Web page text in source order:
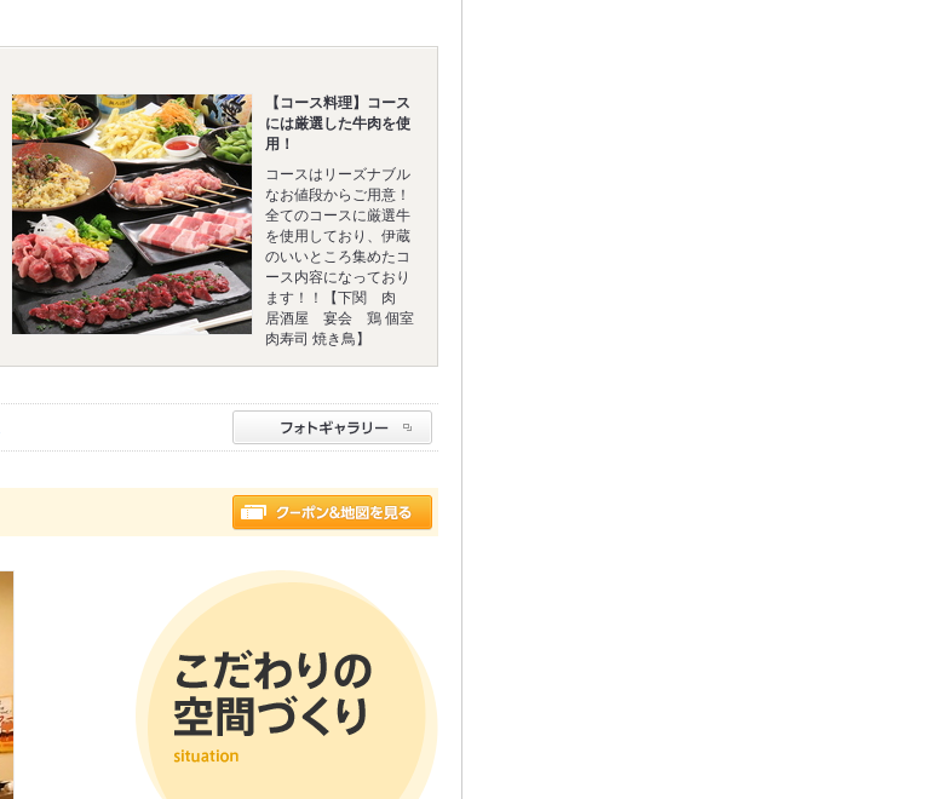
【コース料理】コース
には厳選した牛肉を使
用！
コースはリーズナブル
なお値段からご用意！
全てのコースに厳選牛
を使用しており、伊蔵
のいいところ集めたコ
ース内容になっており
ます！！【下関 肉
居酒屋 宴会 鶏 個室
肉寿司 焼き鳥】